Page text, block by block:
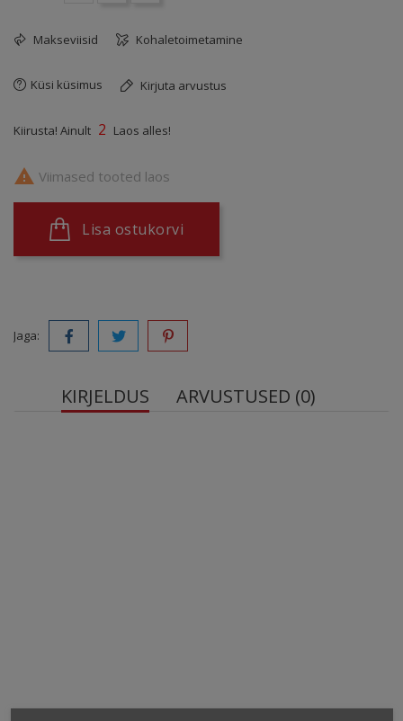
Makseviisid Kohaletoimetamine
Küsi küsimus Kirjuta arvustus
Kiirusta! Ainult 2 Laos alles!
 Viimased tooted laos
Lisa ostukorvi
Jaga:
KIRJELDUS ARVUSTUSED (0)